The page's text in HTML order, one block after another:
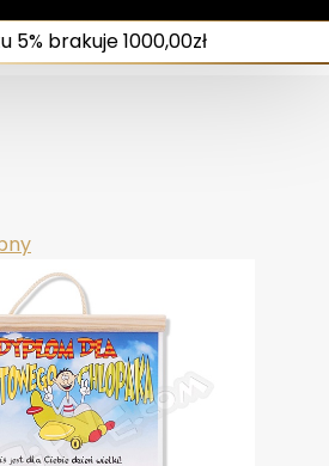
5% brakuje 1000,00zł